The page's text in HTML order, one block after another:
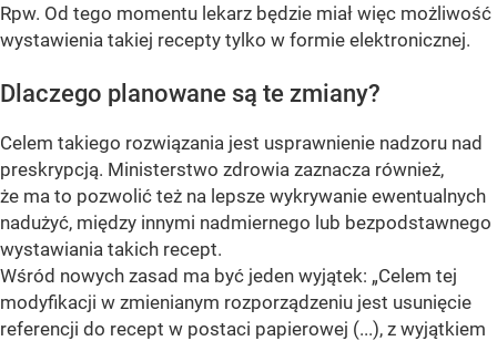
Rpw. Od tego momentu lekarz będzie miał więc możliwość
wystawienia takiej recepty tylko w formie elektronicznej.
Dlaczego planowane są te zmiany?
Celem takiego rozwiązania jest usprawnienie nadzoru nad
preskrypcją. Ministerstwo zdrowia zaznacza również,
że ma to pozwolić też na lepsze wykrywanie ewentualnych
nadużyć, między innymi nadmiernego lub bezpodstawnego
wystawiania takich recept.
Wśród nowych zasad ma być jeden wyjątek: „Celem tej
modyfikacji w zmienianym rozporządzeniu jest usunięcie
referencji do recept w postaci papierowej (...), z wyjątkiem